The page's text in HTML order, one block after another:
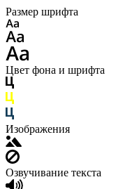
Размер шрифта
Цвет фона и шрифта
Изображения
Озвучивание текста